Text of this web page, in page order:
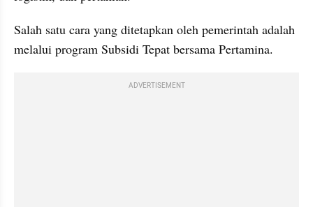
Salah satu cara yang ditetapkan oleh pemerintah adalah
melalui program Subsidi Tepat bersama Pertamina.
ADVERTISEMENT